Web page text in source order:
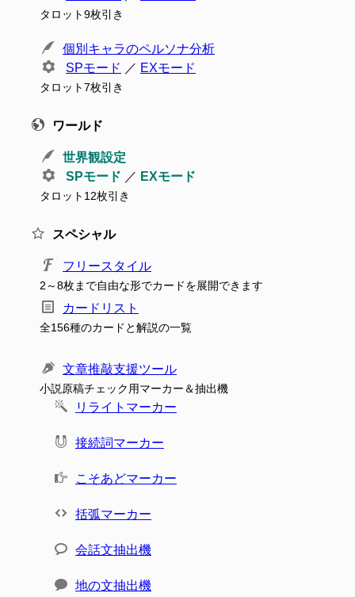
タロット9枚引き
個別キャラのペルソナ分析
SPモード ／ EXモード
タロット7枚引き
ワールド
世界観設定
SPモード ／ EXモード
タロット12枚引き
スペシャル
フリースタイル
2～8枚まで自由な形でカードを展開できます
カードリスト
全156種のカードと解説の一覧
文章推敲支援ツール
小説原稿チェック用マーカー＆抽出機
リライトマーカー
接続詞マーカー
こそあどマーカー
括弧マーカー
会話文抽出機
地の文抽出機